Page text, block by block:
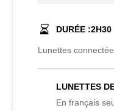
DURÉE :2H30
Lunettes
LUNETTES
En français